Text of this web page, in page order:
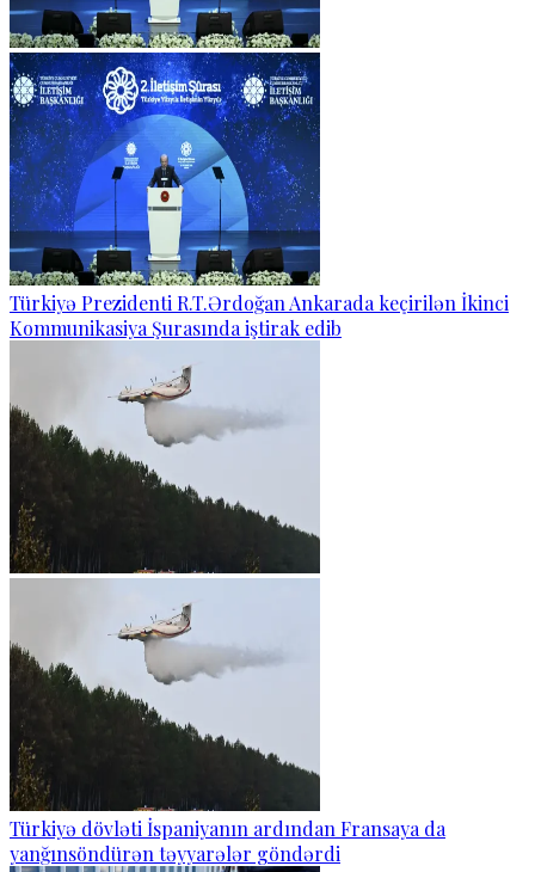
Türkiyə Prezidenti R.T.Ərdoğan Ankarada keçirilən İkinci
Kommunikasiya Şurasında iştirak edib
Türkiyə dövləti İspaniyanın ardından Fransaya da
yanğınsöndürən təyyarələr göndərdi